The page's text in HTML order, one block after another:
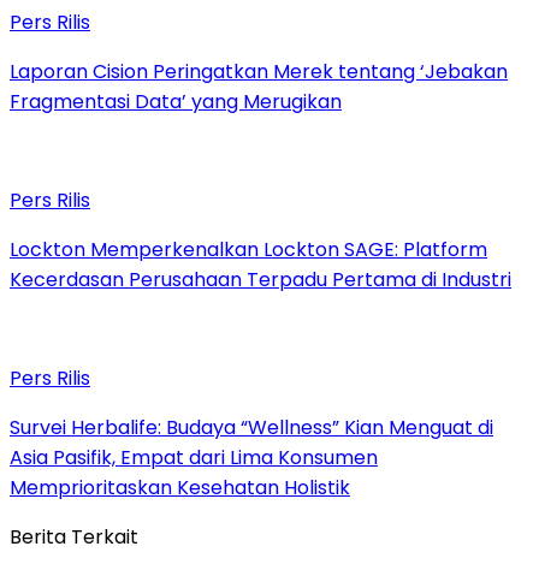
Pers Rilis
Laporan Cision Peringatkan Merek tentang ‘Jebakan
Fragmentasi Data’ yang Merugikan
Pers Rilis
Lockton Memperkenalkan Lockton SAGE: Platform
Kecerdasan Perusahaan Terpadu Pertama di Industri
Pers Rilis
Survei Herbalife: Budaya “Wellness” Kian Menguat di
Asia Pasifik, Empat dari Lima Konsumen
Memprioritaskan Kesehatan Holistik
Berita Terkait